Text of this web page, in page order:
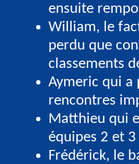
ensuite
William, le
perdu que
classements
Aymeric qui a
rencontres
Matthieu qui
équipes 2 et
Frédérick, le